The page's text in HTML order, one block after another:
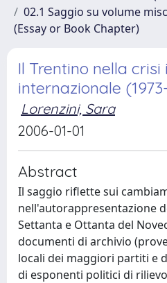
02.1 Saggio su volume
(Essay or Book Chapter)
Il Trentino nella
internazionale
Lorenzini, Sara
2006-01-01
Abstract
Il saggio riflette sui
nell'autorappresentazione
Settanta e Ottanta del
documenti di archivio
locali dei maggiori partiti e
di esponenti politici di